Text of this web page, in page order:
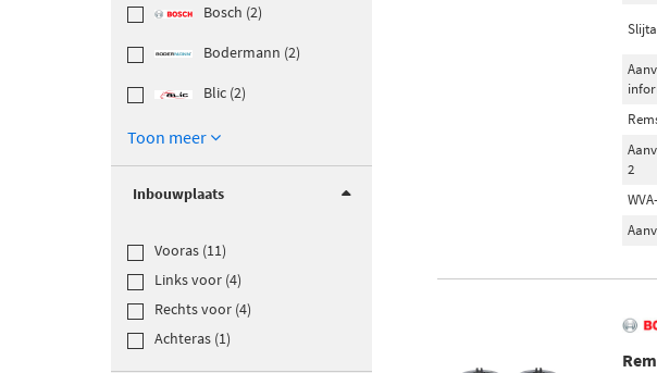
Bosch (2)
Bodermann (2)
Blic (2)
Toon meer
Inbouwplaats
Vooras (11)
Links voor (4)
Rechts voor (4)
Achteras (1)
2